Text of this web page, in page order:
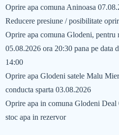
Oprire apa comuna Aninoasa
Reducere presiune / posibilitate
Oprire apa comuna Glodeni, pentru
05.08.2026 ora 20:30 pana pe data
14:00
Oprire apa Glodeni satele Malu
conducta sparta 03.08.2026
Oprire apa in comuna Glodeni Deal
stoc apa in rezervor